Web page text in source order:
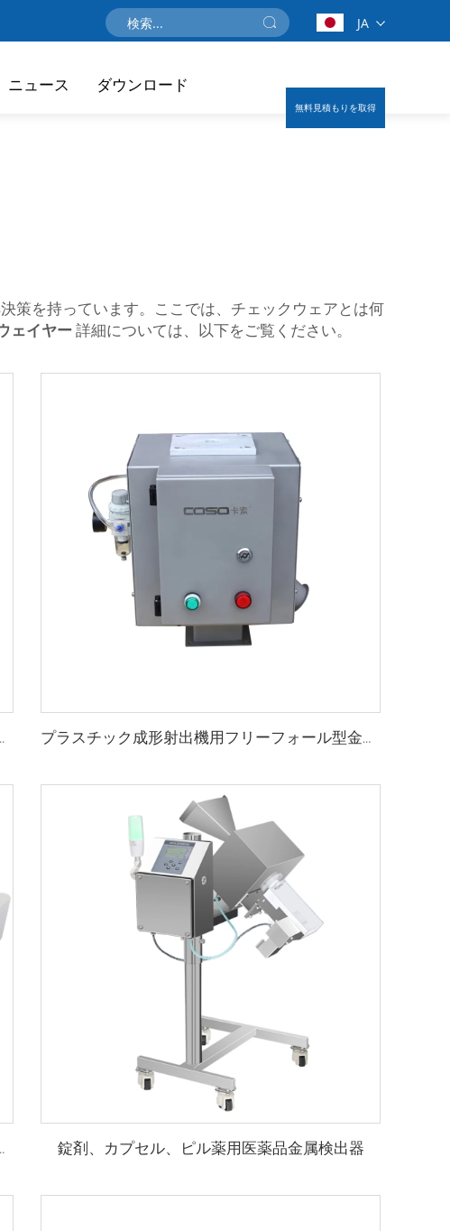
JA
ニュース ダウンロード
無料見積もりを取得
策を持っています。ここでは、チェックウェアとは何
ェイヤー詳細については、以下をご覧ください。
検出器ペーストソース用 プラスチック成形射出機用フリーフォール型金属分離機
ック衣類針金属検出器 錠剤、カプセル、ピル薬用医薬品金属検出器